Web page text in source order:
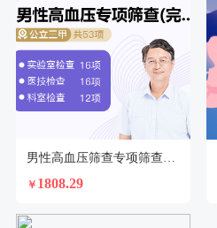
￥ 1808.29